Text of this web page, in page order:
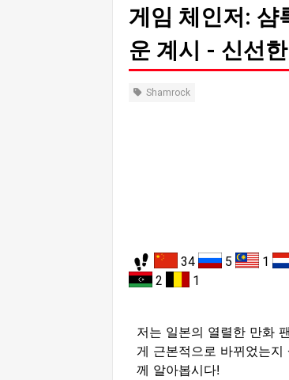
게임 체인저: 샴
운 계시 - 신선
Shamrock
34 5 1
2
1
저는 일본의 열렬한 만화
게 근본적으로 바뀌었는
께 알아봅시다!